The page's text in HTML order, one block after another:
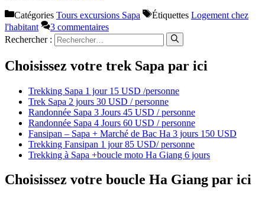
Catégories Tours excursions Sapa Étiquettes Logement chez
l'habitant
3 commentaires
Rechercher :
Choisissez votre trek Sapa par ici
Trekking Sapa 1 jour 15 USD /personne
Trek Sapa 2 jours 30 USD / personne
Randonnée Sapa 3 Jours 45 USD / personne
Randonnée Sapa 4 Jours 60 USD / personne
Fansipan – Sapa + Marché de Bac Ha 3 jours 150 USD
Trekking Fansipan 1 jour 85 USD/ personne
Trekking à Sapa +boucle moto Ha Giang 6 jours
Choisissez votre boucle Ha Giang par ici